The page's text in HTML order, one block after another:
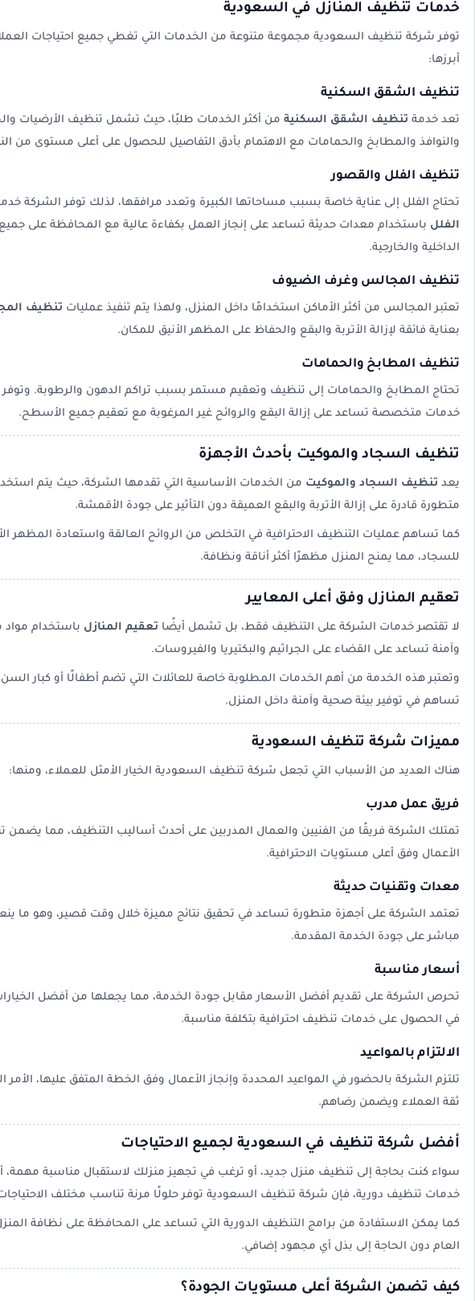
خدمات تنظيف المنازل في السعودية
توفر شركة تنظيف السعودية مجموعة متنوعة من الخدمات التي تغطي جميع احتياجات
أبرزها:
تنظيف الشقق السكنية
تعد خدمة تنظيف الشقق السكنية من أكثر الخدمات طلبًا، حيث تشمل تنظيف الأرضيات
والنوافذ والمطابخ والحمامات مع الاهتمام بأدق التفاصيل للحصول على أعلى مستوى من
تنظيف الفلل والقصور
تحتاج الفلل إلى عناية خاصة بسبب مساحاتها الكبيرة وتعدد مرافقها، لذلك توفر الشركة
الفلل باستخدام معدات حديثة تساعد على إنجاز العمل بكفاءة عالية مع المحافظة على
الداخلية والخارجية.
تنظيف المجالس وغرف الضيوف
تعتبر المجالس من أكثر الأماكن استخدامًا داخل المنزل، ولهذا يتم تنفيذ عمليات تنظيف
بعناية فائقة لإزالة الأتربة والبقع والحفاظ على المظهر الأنيق للمكان.
تنظيف المطابخ والحمامات
تحتاج المطابخ والحمامات إلى تنظيف وتعقيم مستمر بسبب تراكم الدهون والرطوبة.
خدمات متخصصة تساعد على إزالة البقع والروائح غير المرغوبة مع تعقيم جميع الأسطح.
تنظيف السجاد والموكيت بأحدث الأجهزة
يعد تنظيف السجاد والموكيت من الخدمات الأساسية التي تقدمها الشركة، حيث يتم
متطورة قادرة على إزالة الأتربة والبقع العميقة دون التأثير على جودة الأقمشة.
كما تساهم عمليات التنظيف الاحترافية في التخلص من الروائح العالقة واستعادة المظهر
للسجاد، مما يمنح المنزل مظهرًا أكثر أناقة ونظافة.
تعقيم المنازل وفق أعلى المعايير
لا تقتصر خدمات الشركة على التنظيف فقط، بل تشمل أيضًا تعقيم المنازل باستخدام مواد
وآمنة تساعد على القضاء على الجراثيم والبكتيريا والفيروسات.
وتعتبر هذه الخدمة من أهم الخدمات المطلوبة خاصة للعائلات التي تضم أطفالًا أو كبار
تساهم في توفير بيئة صحية وآمنة داخل المنزل.
مميزات شركة تنظيف السعودية
هناك العديد من الأسباب التي تجعل شركة تنظيف السعودية الخيار الأمثل للعملاء، ومنها:
فريق عمل مدرب
تمتلك الشركة فريقًا من الفنيين والعمال المدربين على أحدث أساليب التنظيف، مما يضمن
الأعمال وفق أعلى مستويات الاحترافية.
معدات وتقنيات حديثة
تعتمد الشركة على أجهزة متطورة تساعد في تحقيق نتائج مميزة خلال وقت قصير، وهو ما
مباشر على جودة الخدمة المقدمة.
أسعار مناسبة
تحرص الشركة على تقديم أفضل الأسعار مقابل جودة الخدمة، مما يجعلها من أفضل
في الحصول على خدمات تنظيف احترافية بتكلفة مناسبة.
الالتزام بالمواعيد
تلتزم الشركة بالحضور في المواعيد المحددة وإنجاز الأعمال وفق الخطة المتفق عليها، الأمر
ثقة العملاء ويضمن رضاهم.
أفضل شركة تنظيف في السعودية لجميع الاحتياجات
سواء كنت بحاجة إلى تنظيف منزل جديد، أو ترغب في تجهيز منزلك لاستقبال مناسبة مهمة،
خدمات تنظيف دورية، فإن شركة تنظيف السعودية توفر حلولًا مرنة تناسب مختلف
كما يمكن الاستفادة من برامج التنظيف الدورية التي تساعد على المحافظة على نظافة
العام دون الحاجة إلى بذل أي مجهود إضافي.
كيف تضمن الشركة أعلى مستويات الجودة؟